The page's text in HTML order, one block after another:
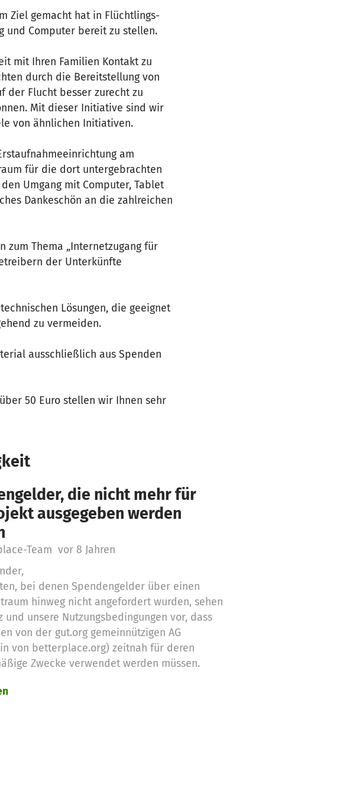
Ziel gemacht hat in Flüchtlings-
und Computer bereit zu stellen.
mit Ihren Familien Kontakt zu
durch die Bereitstellung von
der Flucht besser zurecht zu
Mit dieser Initiative sind wir
von ähnlichen Initiativen.
am
für die dort untergebrachten
Umgang mit Computer, Tablet
Dankeschön an die zahlreichen
zum Thema „Internetzugang für
der Unterkünfte
Lösungen, die geeignet
zu vermeiden.
ausschließlich aus Spenden
50 Euro stellen wir Ihnen sehr
die nicht mehr für
ausgegeben werden
Team vor 8 Jahren
bei denen Spendengelder über einen
hinweg nicht angefordert wurden, sehen
und unsere Nutzungsbedingungen vor, dass
von der gut.org gemeinnützigen AG
von betterplace.org) zeitnah für deren
Zwecke verwendet werden müssen.
wir die noch nicht verwendeten
für Eure Unterstützung,